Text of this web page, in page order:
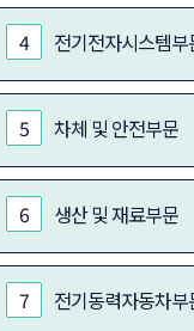
4 전기전자시스템부
5 차체 및 안전부문
6 생산 및 재료부문
7 전기동력자동차부